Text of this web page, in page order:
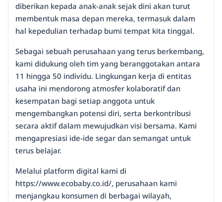
diberikan kepada anak-anak sejak dini akan turut
membentuk masa depan mereka, termasuk dalam
hal kepedulian terhadap bumi tempat kita tinggal.
Sebagai sebuah perusahaan yang terus berkembang,
kami didukung oleh tim yang beranggotakan antara
11 hingga 50 individu. Lingkungan kerja di entitas
usaha ini mendorong atmosfer kolaboratif dan
kesempatan bagi setiap anggota untuk
mengembangkan potensi diri, serta berkontribusi
secara aktif dalam mewujudkan visi bersama. Kami
mengapresiasi ide-ide segar dan semangat untuk
terus belajar.
Melalui platform digital kami di
https://www.ecobaby.co.id/, perusahaan kami
menjangkau konsumen di berbagai wilayah,